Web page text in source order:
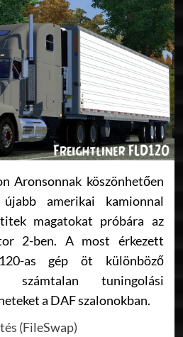
Aronsonnak köszönhetően
amerikai kamionnal
magatokat próbára az
2-ben. A most érkezett
as gép öt különböző
számtalan tuningolási
a DAF szalonokban.
(FileSwap)